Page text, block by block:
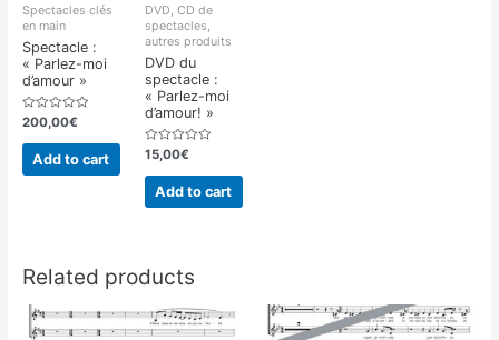
Spectacles clés
en main
Spectacle :
« Parlez-moi
d’amour »
Rated
0
out
200,00€
Add to cart
DVD, CD de
spectacles,
autres produits
DVD du
spectacle :
« Parlez-moi
d’amour! »
Rated
0
out
15,00€
Add to cart
Related products